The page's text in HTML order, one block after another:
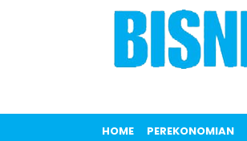
HOME PEREKONOMIAN